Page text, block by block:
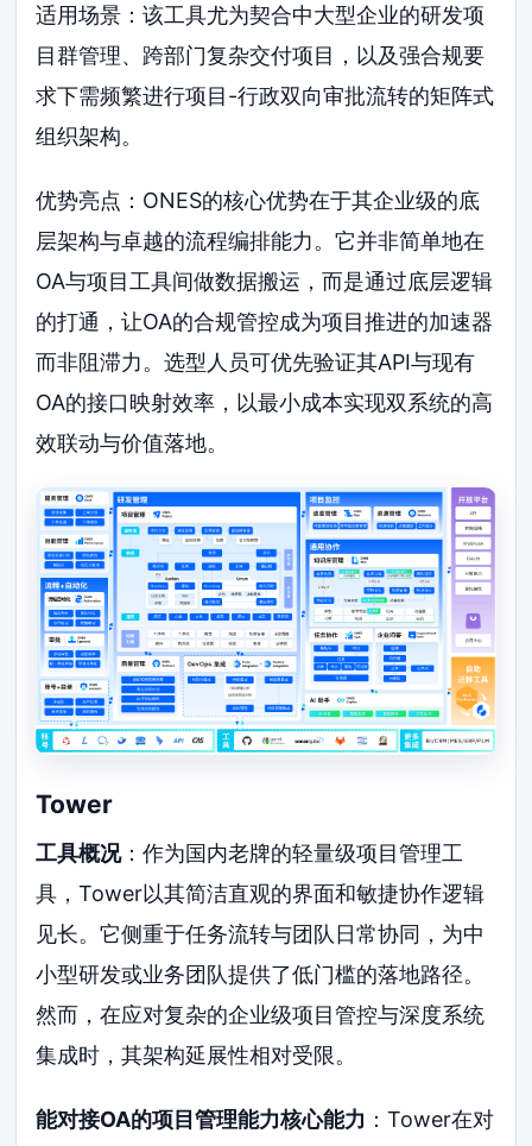
适用场景：该工具尤为契合中大型企业的研发项
目群管理、跨部门复杂交付项目，以及强合规要
求下需频繁进行项目-行政双向审批流转的矩阵式
组织架构。
优势亮点：ONES的核心优势在于其企业级的底
层架构与卓越的流程编排能力。它并非简单地在
OA与项目工具间做数据搬运，而是通过底层逻辑
的打通，让OA的合规管控成为项目推进的加速器
而非阻滞力。选型人员可优先验证其API与现有
OA的接口映射效率，以最小成本实现双系统的高
效联动与价值落地。
Tower
工具概况：作为国内老牌的轻量级项目管理工
具，Tower以其简洁直观的界面和敏捷协作逻辑
见长。它侧重于任务流转与团队日常协同，为中
小型研发或业务团队提供了低门槛的落地路径。
然而，在应对复杂的企业级项目管控与深度系统
集成时，其架构延展性相对受限。
能对接OA的项目管理能力核心能力 ：Tower在对